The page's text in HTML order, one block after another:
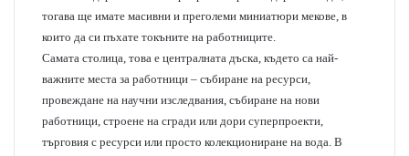
тогава ще имате масивни и преголеми миниатюри мекове, в
които да си пъхате токъните на работниците.
Самата столица, това е централната дъска, където са най-
важните места за работници – събиране на ресурси,
провеждане на научни изследвания, събиране на нови
работници, строене на сгради или дори суперпроекти,
търговия с ресурси или просто колекциониране на вода. В